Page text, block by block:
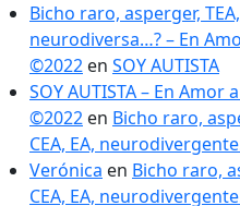
Bicho raro, asperger, TEA,
neurodiversa…? – En
©2022 en SOY AUTISTA
SOY AUTISTA – En Amor
©2022 en Bicho raro,
CEA, EA,
Verónica en Bicho raro,
CEA, EA,